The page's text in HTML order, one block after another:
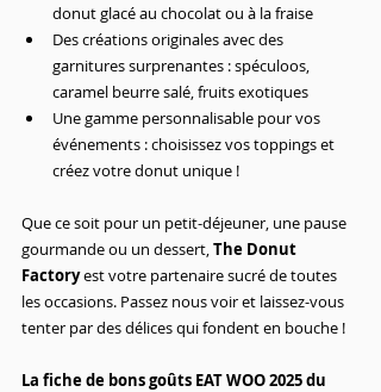
donut glacé au chocolat ou à la fraise
Des créations originales avec des
garnitures surprenantes : spéculoos,
caramel beurre salé, fruits exotiques
Une gamme personnalisable pour vos
événements : choisissez vos toppings et
créez votre donut unique !
Que ce soit pour un petit-déjeuner, une pause
gourmande ou un dessert, The Donut
Factory est votre partenaire sucré de toutes
les occasions. Passez nous voir et laissez-vous
tenter par des délices qui fondent en bouche !
La fiche de bons goûts EAT WOO 2025 du